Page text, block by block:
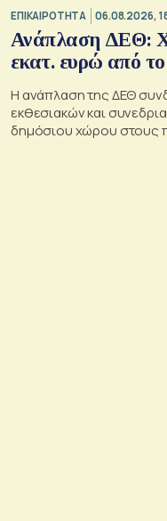
ΕΠΙΚΑΙΡΟΤΗΤΑ 06.08.2026,
Ανάπλαση ΔΕΘ:
εκατ. ευρώ
Η ανάπλαση της ΔΕΘ
εκθεσιακών και
δημόσιου χώρου στους